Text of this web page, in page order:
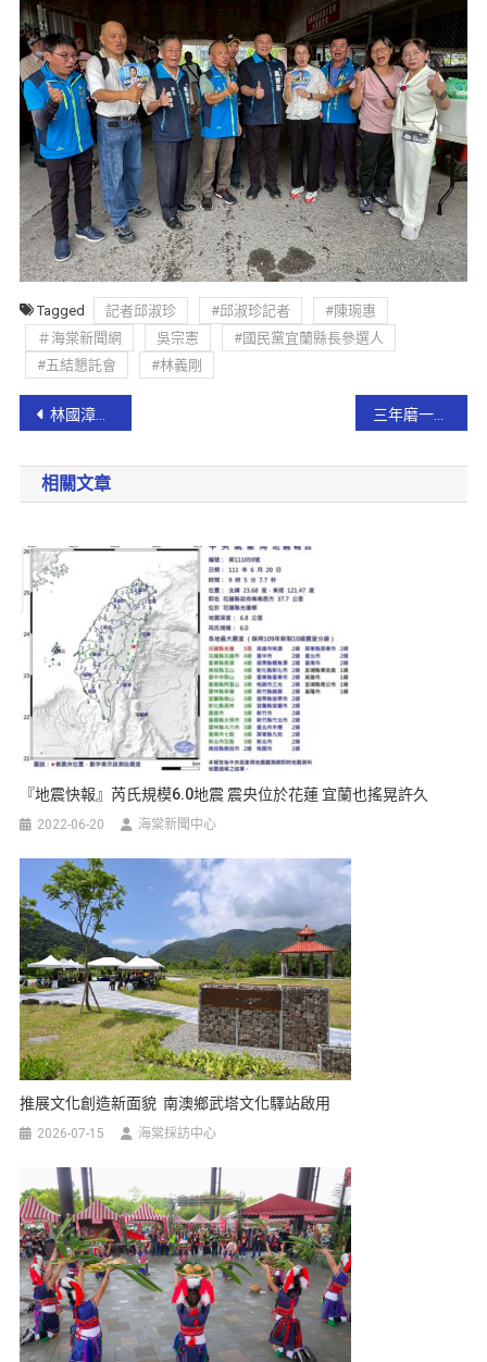
Tagged 記者邱淑珍 #邱淑珍記者
#陳琬惠
＃海棠新聞網
吳宗憲
#國民黨宜蘭縣長參選人
#五結懇託會
#林義剛
林國漳偕秘書長徐國勇至開基灶君廟參拜 並呼籲總預算盡速通過! 三年磨一劍 ! 蘭女呂妍旻奪「林燈國際遊學獎」 獲得二十萬元遊學獎學金
相關文章
『地震快報』芮氏規模6.0地震 震央位於花蓮 宜蘭也搖晃許久
2022-06-20 海棠新聞中心
推展文化創造新面貌 南澳鄉武塔文化驛站啟用
2026-07-15 海棠採訪中心